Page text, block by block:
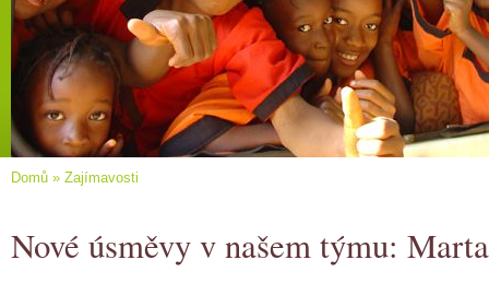
Domů » Zajímavosti
Nové úsměvy v našem týmu: